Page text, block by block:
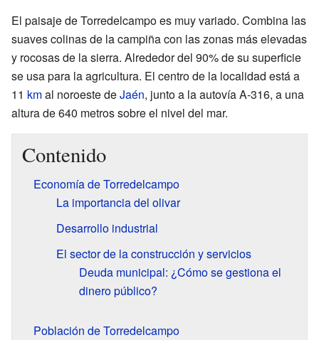
El paisaje de Torredelcampo es muy variado. Combina las
suaves colinas de la campiña con las zonas más elevadas
y rocosas de la sierra. Alrededor del 90% de su superficie
se usa para la agricultura. El centro de la localidad está a
11 kmal noroeste deJaén, junto a la autovía A-316, a una
altura de 640 metros sobre el nivel del mar.
Contenido
Economía de Torredelcampo
La importancia del olivar
Desarrollo industrial
El sector de la construcción y servicios
Deuda municipal: ¿Cómo se gestiona el
dinero público?
Población de Torredelcampo